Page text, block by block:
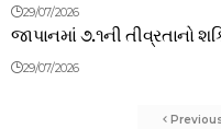
29/07/2026
જાપાનમાં ૭.૧ની તીવ્રતાનો
29/07/2026